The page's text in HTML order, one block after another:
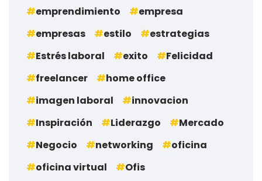
emprendimiento
empresa
empresas
estilo
estrategias
Estrés laboral
exito
Felicidad
freelancer
home office
imagen laboral
innovacion
Inspiración
Liderazgo
Mercado
Negocio
networking
oficina
oficina virtual
Ofis